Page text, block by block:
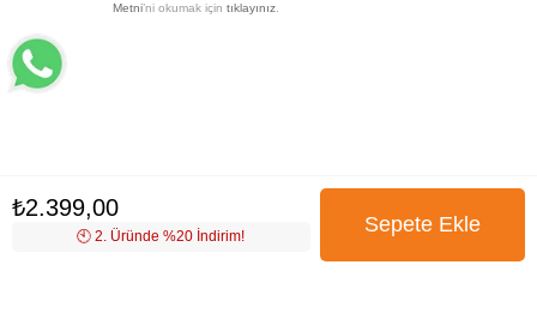
₺2.399,00
🕙️ 2. Üründe %20 İndirim!
Metni’ni okumak için tıklayınız.